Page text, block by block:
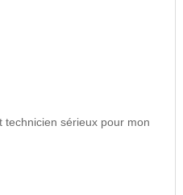
sérieux pour mon